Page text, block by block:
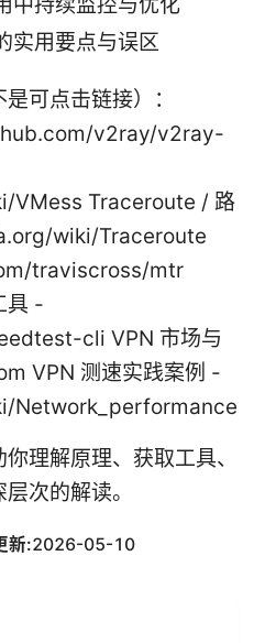
中持续监控与优化
实用要点与误区
可点击链接）：
v2ray/v2ray-
VMess Traceroute / 路
wiki/Traceroute
traviscross/mtr
具 -
cli VPN 市场与
VPN 测速实践案例 -
Network_performance
理解原理、获取工具、
次的解读。
新:2026-05-10